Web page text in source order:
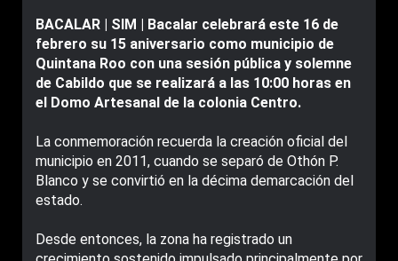
BACALAR | SIM | Bacalar celebrará este 16 de
febrero su 15 aniversario como municipio de
Quintana Roo con una sesión pública y solemne
de Cabildo que se realizará a las 10:00 horas en
el Domo Artesanal de la colonia Centro.
La conmemoración recuerda la creación oficial del
municipio en 2011, cuando se separó de Othón P.
Blanco y se convirtió en la décima demarcación del
estado.
Desde entonces, la zona ha registrado un